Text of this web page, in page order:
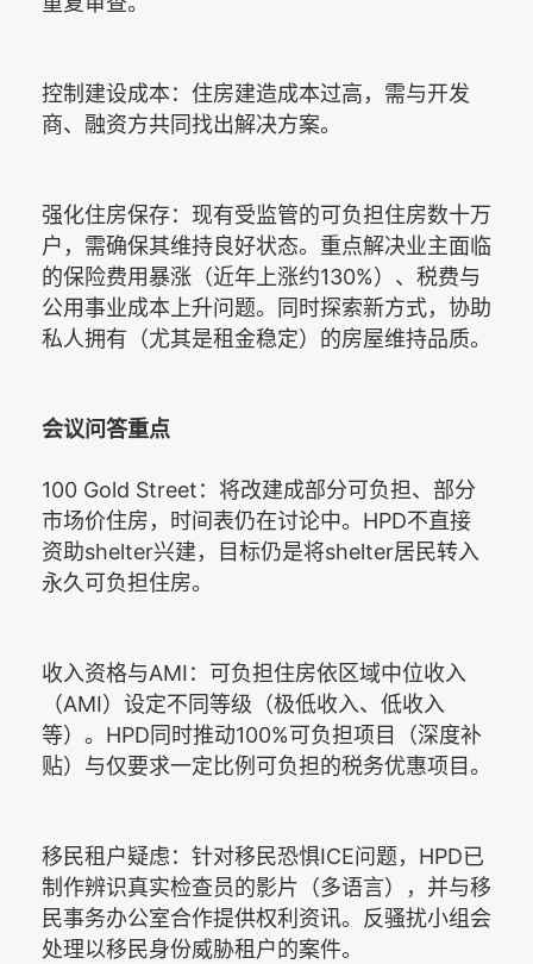
控制建设成本：住房建造成本过高，需与开发
商、融资方共同找出解决方案。
强化住房保存：现有受监管的可负担住房数十万
户，需确保其维持良好状态。重点解决业主面临
的保险费用暴涨（近年上涨约130% ）、税费与
公用事业成本上升问题。同时探索新方式，协助
私人拥有（尤其是租金稳定）的房屋维持品质。
会议问答重点
100 Gold Street ：将改建成部分可负担、部分
市场价住房，时间表仍在讨论中。 HPD不直接
资助shelter兴建，目标仍是将shelter居民转入
永久可负担住房。
收入资格与AMI ：可负担住房依区域中位收入
（AMI）设定不同等级（极低收入、低收入
等）。 HPD 同时推动100% 可负担项目（深度补
贴）与仅要求一定比例可负担的税务优惠项目。
移民租户疑虑：针对移民恐惧ICE问题， HPD已
制作辨识真实检查员的影片（多语言），并与移
民事务办公室合作提供权利资讯。反骚扰小组会
处理以移民身份威胁租户的案件。